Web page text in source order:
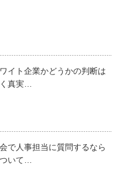
イト企業かどうかの判断は
真実…
で人事担当に質問するなら
いて…